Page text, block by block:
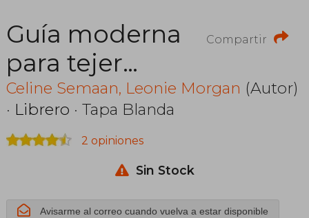
Compartir
Guía moderna
para tejer
Granny
Squares
Celine Semaan, Leonie Morgan (Autor)
· Librero · Tapa Blanda
2 opiniones
Sin Stock
Avisarme al correo cuando vuelva a estar disponible